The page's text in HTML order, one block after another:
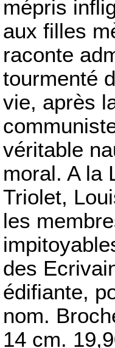
mépris
aux filles
raconte
tourmenté
vie, après
véritable
moral. A la
Triolet,
les
des
édifiante,
nom.
14 cm.